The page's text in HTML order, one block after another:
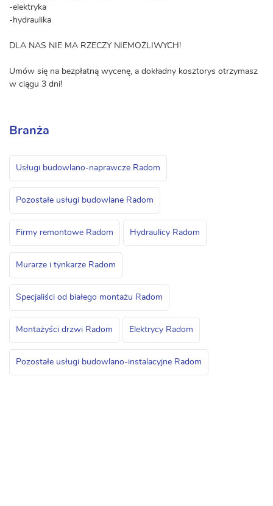
-elektryka
-hydraulika
DLA NAS NIE MA RZECZY NIEMOŻLIWYCH!
Umów się na bezpłatną wycenę, a dokładny kosztorys otrzymasz
w ciągu 3 dni!
Branża
Usługi budowlano-naprawcze Radom
Pozostałe usługi budowlane Radom
Firmy remontowe Radom Hydraulicy Radom
Murarze i tynkarze Radom
Specjaliści od białego montażu Radom
Montażyści drzwi Radom Elektrycy Radom
Pozostałe usługi budowlano-instalacyjne Radom